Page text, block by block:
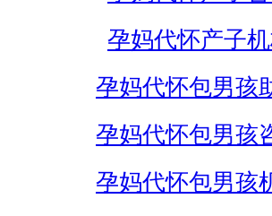
孕妈代怀产子
孕妈代怀包男孩
孕妈代怀包男孩
孕妈代怀包男孩